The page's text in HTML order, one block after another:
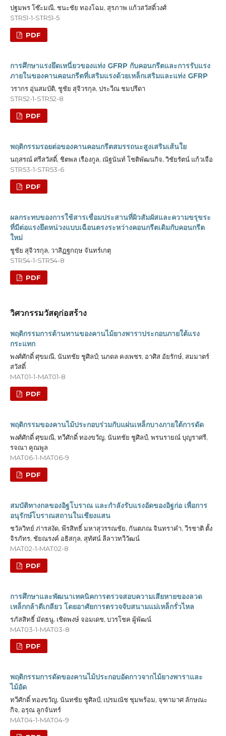
ปฐมพร โซ๊ะมณี, ชนะชัย ทองโฉม, สุรภาพ แก้วสวัสดิ์วงศ์
STR51-1-STR51-5
PDF
การศึกษาแรงยึดเหนี่ยวของแท่ง GFRP กับคอนกรีตและการรับแรง
ภายในของคานคอนกรีตที่เสริมแรงด้วยเหล็กเสริมและแท่ง GFRP
วรากร อุ่นสมบัติ, ชูชัย สุจิวรกุล, ประวีณ ชมปรีดา
STR52-1-STR52-8
PDF
พฤติกรรมรอยต่อของคานคอนกรีตสมรรถนะสูงเสริมเส้นใย
นฤสรณ์ ศรีสวัสดิ์, ชิตพล เรืองกูล, ณัฐนันท์ โชติพัฒนกิจ, วิชัยรัตน์ แก้วเจือ
STR53-1-STR53-6
PDF
ผลกระทบของการใช้สารเชื่อมประสานที่ผิวสัมผัสและความขรุขระ
ที่มีต่อแรงยึดหน่วงแบบเฉือนตรงระหว่างคอนกรีตเดิมกับคอนกรีต
ใหม่
ชูชัย สุจิวรกุล, วาสิฏฐกฤษ จันทร์เกตุ
STR54-1-STR54-8
PDF
วิศวกรรมวัสดุก่อสร้าง
พฤติกรรมการต้านทานของคานไม้ยางพาราประกอบภายใต้แรง
กระแทก
พงศ์ศักดิ์ ศุขมณี, นันทชัย ชูศิลป์; นภดล คงเพชร, อาศิส อัยรักษ์, สมมาตร์
สวัสดิ์
MAT01-1-MAT01-8
PDF
พฤติกรรมของคานไม้ประกอบร่วมกับแผ่นเหล็กบางภายใต้การดัด
พงศ์ศักดิ์ ศุขมณี, ทวีศักดิ์ ทองขวัญ, นันทชัย ชูศิลป์, พรนรายณ์ บุญราศรี,
รจณา คูณพูล
MAT06-1-MAT06-9
PDF
สมบัติทางกลของอิฐโบราณ และกำลังรับแรงอัดของอิฐก่อ เพื่อการ
อนุรักษ์โบราณสถานในเชียงแสน
ชวัลวิทย์ ภ่ารสงัด, พีรสิทธิ์ มหาสุวรรณชัย, กันตภณ จินทราคำ, วีรชาติ ตั้ง
จิรภัทร, ชัยณรงค์ อธิสกุล, สุทัศน์ ลีลาวทวีวัฒน์
MAT02-1-MAT02-8
PDF
การศึกษาและพัฒนาเทคนิคการตรวจสอบความเสียหายของลวด
เหล็กกล้าตีเกลียว โดยอาศัยการตรวจจับสนามแม่เหล็กรั่วไหล
รภัสสิทธิ์ มัดธนู, เชิดพงษ์ จอมเดช, บวรโชค ผู้พัฒน์
MAT03-1-MAT03-8
PDF
พฤติกรรมการดัดของคานไม้ประกอบอัดกาวจากไม้ยางพาราและ
ไม้อัด
ทวีศักดิ์ ทองขวัญ, นันทชัย ชูศิลป์, เปรมณัช ชุมพร้อม, จุฑามาศ ลักษณะ
กิจ, อรุณ ลูกจันทร์
MAT04-1-MAT04-9